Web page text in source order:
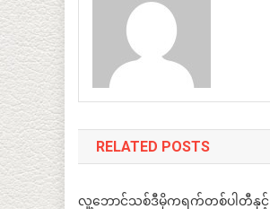
RELATED POSTS
လူ့ဘောင်သစ်ဒီမိုကရက်တစ်ပါတီနှင့်